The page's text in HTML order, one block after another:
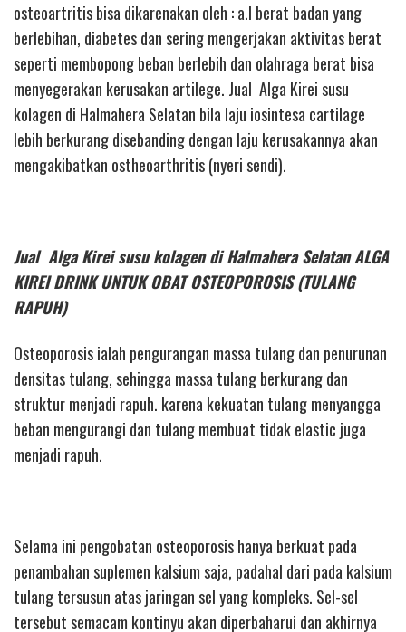
osteoartritis bisa dikarenakan oleh : a.l berat badan yang
berlebihan, diabetes dan sering mengerjakan aktivitas berat
seperti membopong beban berlebih dan olahraga berat bisa
menyegerakan kerusakan artilege. Jual Alga Kirei susu
kolagen di Halmahera Selatan bila laju iosintesa cartilage
lebih berkurang disebanding dengan laju kerusakannya akan
mengakibatkan ostheoarthritis (nyeri sendi).
Jual Alga Kirei susu kolagen di Halmahera Selatan ALGA
KIREI DRINK UNTUK OBAT OSTEOPOROSIS (TULANG
RAPUH)
Osteoporosis ialah pengurangan massa tulang dan penurunan
densitas tulang, sehingga massa tulang berkurang dan
struktur menjadi rapuh. karena kekuatan tulang menyangga
beban mengurangi dan tulang membuat tidak elastic juga
menjadi rapuh.
Selama ini pengobatan osteoporosis hanya berkuat pada
penambahan suplemen kalsium saja, padahal dari pada kalsium
tulang tersusun atas jaringan sel yang kompleks. Sel-sel
tersebut semacam kontinyu akan diperbaharui dan akhirnya